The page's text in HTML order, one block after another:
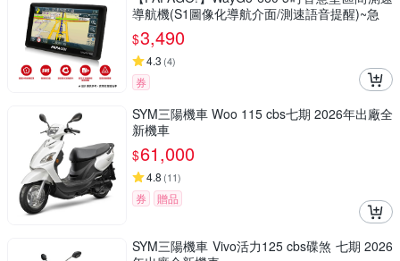
導航機(S1圖像化導航介面/測速語音提醒)~急
$3,490
4.3 (4)
券
SYM三陽機車 Woo 115 cbs七期 2026年出廠全
新機車
$61,000
4.8 (11)
券 贈品
SYM三陽機車 Vivo活力125 cbs碟煞 七期 2026